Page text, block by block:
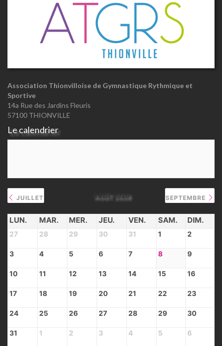
Association Thionvilloise de Gymnastique Rythmique et
Sportive
14a Rue des Jardins Fleuris
57100 THIONVILLE
Le calendrier
JUILLET AOÛT 2026 SEPTEMBRE
LUN. MAR. MER. JEU. VEN. SAM. DIM.
27 28 29 30 31 1 2
3 4 5 6 7 8 9
10 11 12 13 14 15 16
17 18 19 20 21 22 23
24 25 26 27 28 29 30
31 1 2 3 4 5 6